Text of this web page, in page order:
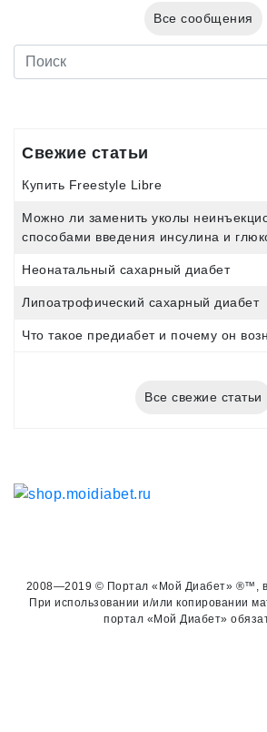
Все сообщения
Свежие статьи
Купить Freestyle Libre
Можно ли заменить уколы
способами введения инсулина и
Неонатальный сахарный диабет
Липоатрофический сахарный диабет
Что такое предиабет и почему он
Все свежие статьи
2008—2019 © Портал «Мой Диабет» ®™,
При использовании и/или копировании
портал «Мой Диабет»